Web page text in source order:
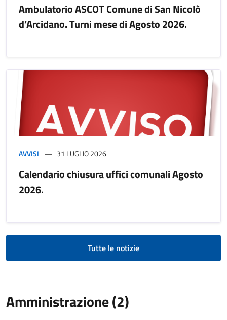
Ambulatorio ASCOT Comune di San Nicolò
d’Arcidano. Turni mese di Agosto 2026.
AVVISI 31 LUGLIO 2026
Calendario chiusura uffici comunali Agosto
2026.
Tutte le notizie
Amministrazione (2)